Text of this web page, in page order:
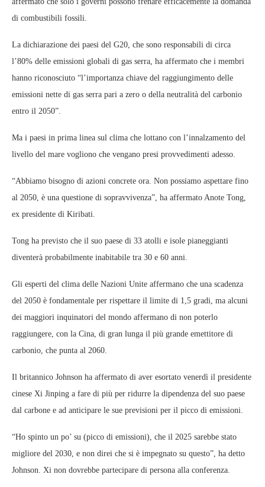
di combustibili fossili.
La dichiarazione dei paesi del G20, che sono responsabili di circa
l’80% delle emissioni globali di gas serra, ha affermato che i membri
hanno riconosciuto “l’importanza chiave del raggiungimento delle
emissioni nette di gas serra pari a zero o della neutralità del carbonio
entro il 2050”.
Ma i paesi in prima linea sul clima che lottano con l’innalzamento del
livello del mare vogliono che vengano presi provvedimenti adesso.
“Abbiamo bisogno di azioni concrete ora. Non possiamo aspettare fino
al 2050, è una questione di sopravvivenza”, ha affermato Anote Tong,
ex presidente di Kiribati.
Tong ha previsto che il suo paese di 33 atolli e isole pianeggianti
diventerà probabilmente inabitabile tra 30 e 60 anni.
Gli esperti del clima delle Nazioni Unite affermano che una scadenza
del 2050 è fondamentale per rispettare il limite di 1,5 gradi, ma alcuni
dei maggiori inquinatori del mondo affermano di non poterlo
raggiungere, con la Cina, di gran lunga il più grande emettitore di
carbonio, che punta al 2060.
Il britannico Johnson ha affermato di aver esortato venerdì il presidente
cinese Xi Jinping a fare di più per ridurre la dipendenza del suo paese
dal carbone e ad anticipare le sue previsioni per il picco di emissioni.
“Ho spinto un po’ su (picco di emissioni), che il 2025 sarebbe stato
migliore del 2030, e non direi che si è impegnato su questo”, ha detto
Johnson. Xi non dovrebbe partecipare di persona alla conferenza.